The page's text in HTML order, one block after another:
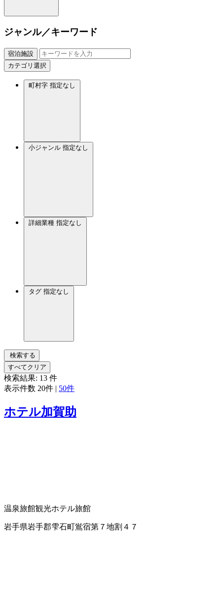
ジャンル／キーワード
宿泊施設
カテゴリ選択
町村字 指定なし
小ジャンル 指定なし
詳細業種 指定なし
タグ 指定なし
検索する
すべてクリア
検索結果: 13 件
表示件数 20件 | 50件
ホテル加賀助
温泉旅館観光ホテル旅館
岩手県岩手郡雫石町鴬宿第７地割４７